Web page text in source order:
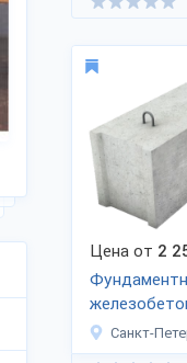
Цена от 2
Санкт-